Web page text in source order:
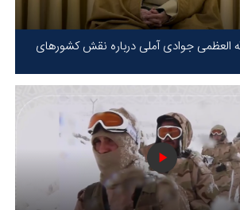
العظمی جوادی آملی درباره نقش کشورهای
برابر ظلم!